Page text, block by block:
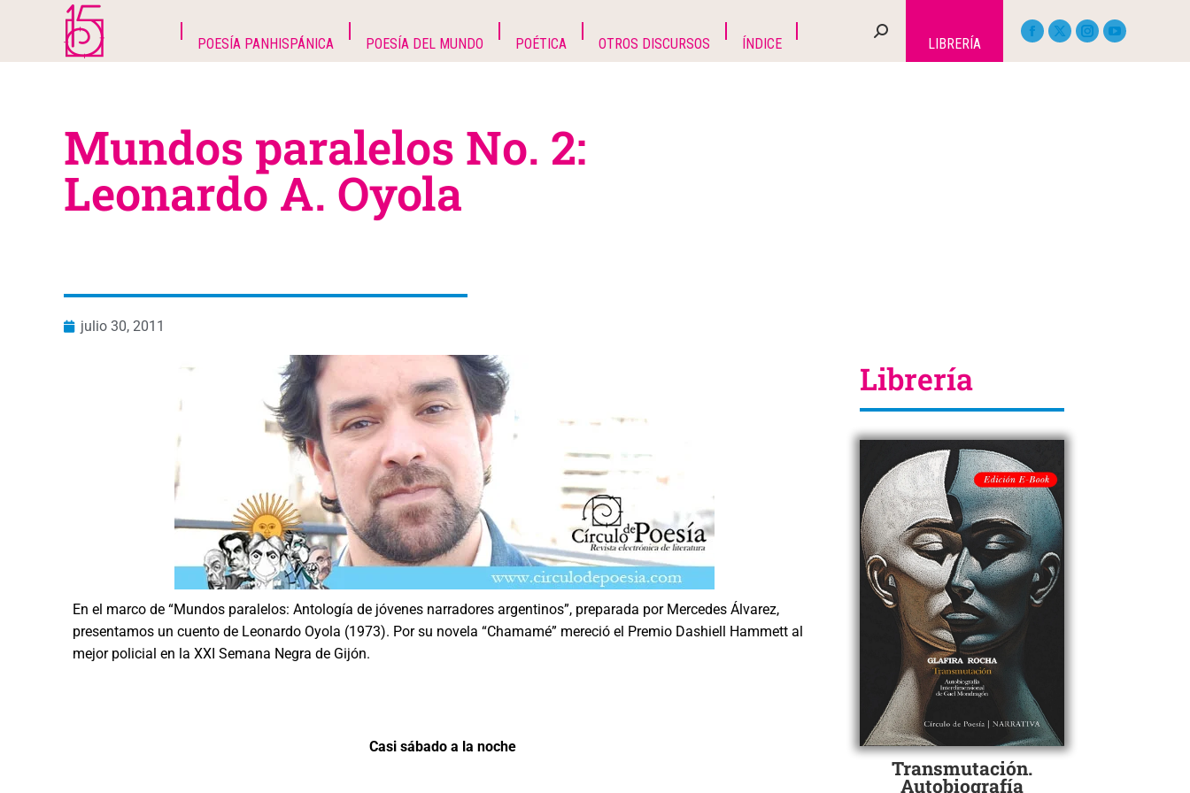
POESÍA PANHISPÁNICA POESÍA DEL MUNDO POÉTICA OTROS DISCURSOS ÍNDICE LIBRERÍA
Mundos paralelos No. 2:
Leonardo A. Oyola
julio 30, 2011
En el marco de “Mundos paralelos: Antología de jóvenes narradores argentinos”, preparada por Mercedes Álvarez,
presentamos un cuento de Leonardo Oyola (1973). Por su novela “Chamamé” mereció el Premio Dashiell Hammett al
mejor policial en la XXI Semana Negra de Gijón.
Casi sábado a la noche
Librería
Transmutación.
Autobiografía